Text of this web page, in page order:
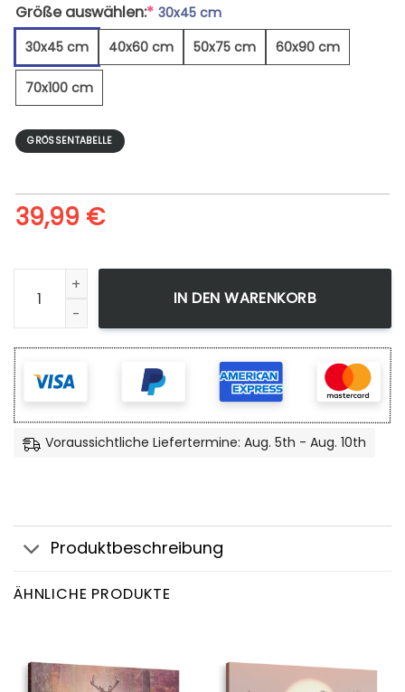
Größe auswählen:* 30x45 cm
30x45 cm
40x60 cm 50x75 cm 60x90 cm
70x100 cm
GRÖSSENTABELLE
39,99 €
Afrikanisches Zebra - Leinwandbild Menge
IN DEN WARENKORB
Voraussichtliche Liefertermine: Aug. 5th - Aug. 10th
Produktbeschreibung
ÄHNLICHE PRODUKTE